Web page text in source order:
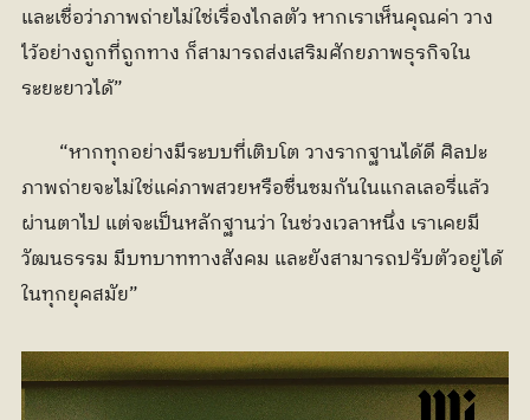
และเชื่อว่าภาพถ่ายไม่ใช่เรื่องไกลตัว หากเราเห็นคุณค่า วาง
ไว้อย่างถูกที่ถูกทาง ก็สามารถส่งเสริมศักยภาพธุรกิจใน
ระยะยาวได้”
ภาพถ่ายจะไม่ใช่แค่ภาพสวยหรือชื่นชมกันในแกลเลอรี่แล้ว
ผ่านตาไป แต่จะเป็นหลักฐานว่า ในช่วงเวลาหนึ่ง เราเคยมี
วัฒนธรรม มีบทบาททางสังคม และยังสามารถปรับตัวอยู่ได้
ในทุกยุคสมัย”